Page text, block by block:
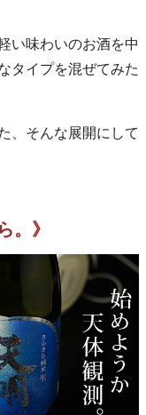
い味わいのお酒を中
タイプを混ぜてみた
、そんな展開にして
。》